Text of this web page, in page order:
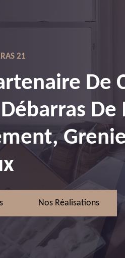
21
De
De
Nos Réalisations